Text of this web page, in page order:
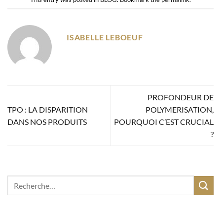
ISABELLE LEBOEUF
TPO : LA DISPARITION
DANS NOS PRODUITS
PROFONDEUR DE
POLYMERISATION,
POURQUOI C’EST CRUCIAL
?